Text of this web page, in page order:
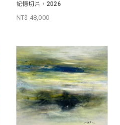
記憶切片，2026
NT$ 48,000